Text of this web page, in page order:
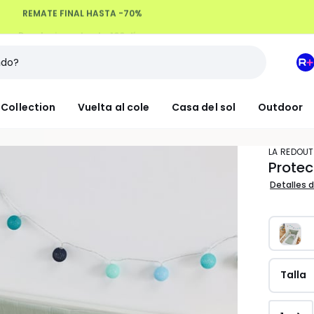
Devoluciones hasta 100 días
Collection Vuelta al cole Casa del sol Outdoor
LA
Detalles
Talla